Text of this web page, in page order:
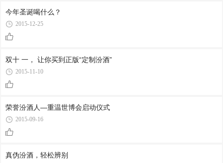
今年圣诞喝什么？
2015-12-25
双十 一， 让你买到正版“定制汾酒”
2015-11-10
荣誉汾酒人—重温世博会启动仪式
2015-09-16
真伪汾酒，轻松辨别